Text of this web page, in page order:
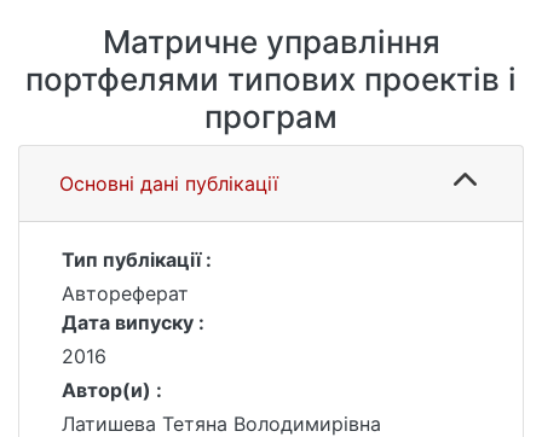
Матричне управління
портфелями типових проектів і
програм
Основні дані публікації
Тип публікації :
Автореферат
Дата випуску :
2016
Автор(и) :
Латишева Тетяна Володимирівна